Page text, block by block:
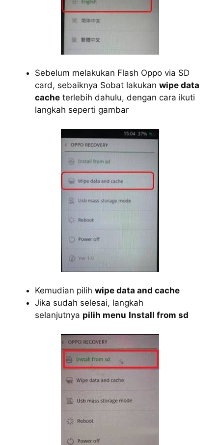
Sebelum melakukan Flash Oppo via SD
card, sebaiknya Sobat lakukan wipe data
cache terlebih dahulu, dengan cara ikuti
langkah seperti gambar
Kemudian pilih wipe data and cache
Jika sudah selesai, langkah
selanjutnya pilih menu Install from sd